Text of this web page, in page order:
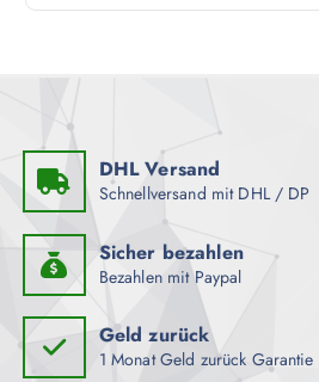
DHL Versand
Schnellversand mit DHL / DP
Sicher bezahlen
Bezahlen mit Paypal
Geld zurück
1 Monat Geld zurück Garantie